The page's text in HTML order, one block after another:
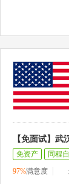
【免面试】武
免资产
同程
97%满意度